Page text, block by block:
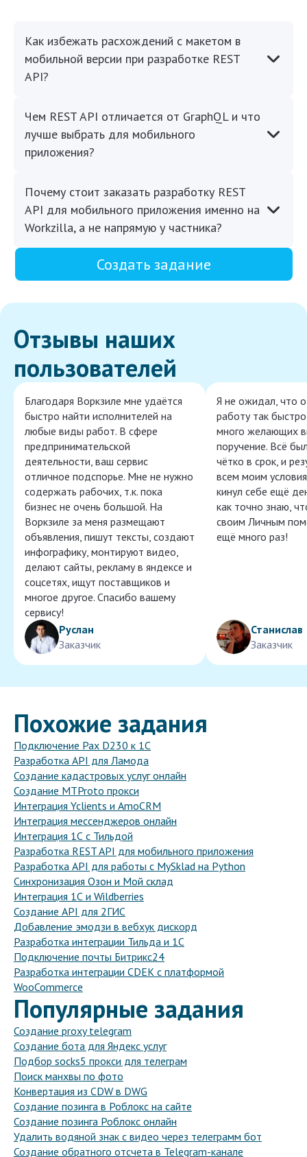
Как избежать расхождений с макетом в
мобильной версии при разработке REST
API?
Чем REST API отличается от GraphQL и что
лучше выбрать для мобильного
приложения?
Почему стоит заказать разработку REST
API для мобильного приложения именно на
Workzilla, а не напрямую у частника?
Создать задание
Отзывы наших
пользователей
Благодаря Воркзиле мне удаётся
быстро найти исполнителей на
любые виды работ. В сфере
предпринимательской
деятельности, ваш сервис
отличное подспорье. Мне не нужно
содержать рабочих, т.к. пока
бизнес не очень большой. На
Воркзиле за меня размещают
объявления, пишут тексты, создают
инфографику, монтируют видео,
делают сайты, рекламу в яндексе и
соцсетях, ищут поставщиков и
многое другое. Спасибо вашему
сервису!
Руслан
Заказчик
Я не ожидал, что
работу так
много желающих
поручение. Всё
чётко в срок, и
всем моим
кинул себе ещё
как точно знаю,
своим Личным
ещё много раз!
Станислав
Заказчик
Похожие задания
Подключение Pax D230 к 1С
Разработка API для Ламода
Создание кадастровых услуг онлайн
Создание MTProto прокси
Интеграция Yclients и AmoCRM
Интеграция мессенджеров онлайн
Интеграция 1С с Тильдой
Разработка REST API для мобильного приложения
Разработка API для работы с MySklad на Python
Синхронизация Озон и Мой склад
Интеграция 1С и Wildberries
Создание API для 2ГИС
Добавление эмодзи в вебхук дискорд
Разработка интеграции Тильда и 1С
Подключение почты Битрикс24
Разработка интеграции CDEK с платформой
WooCommerce
Популярные задания
Создание proxy telegram
Создание бота для Яндекс услуг
Подбор socks5 прокси для телеграм
Поиск манхвы по фото
Конвертация из CDW в DWG
Создание позинга в Роблокс на сайте
Создание позинга Роблокс онлайн
Удалить водяной знак с видео через телеграмм бот
Создание обратного отсчета в Telegram-канале